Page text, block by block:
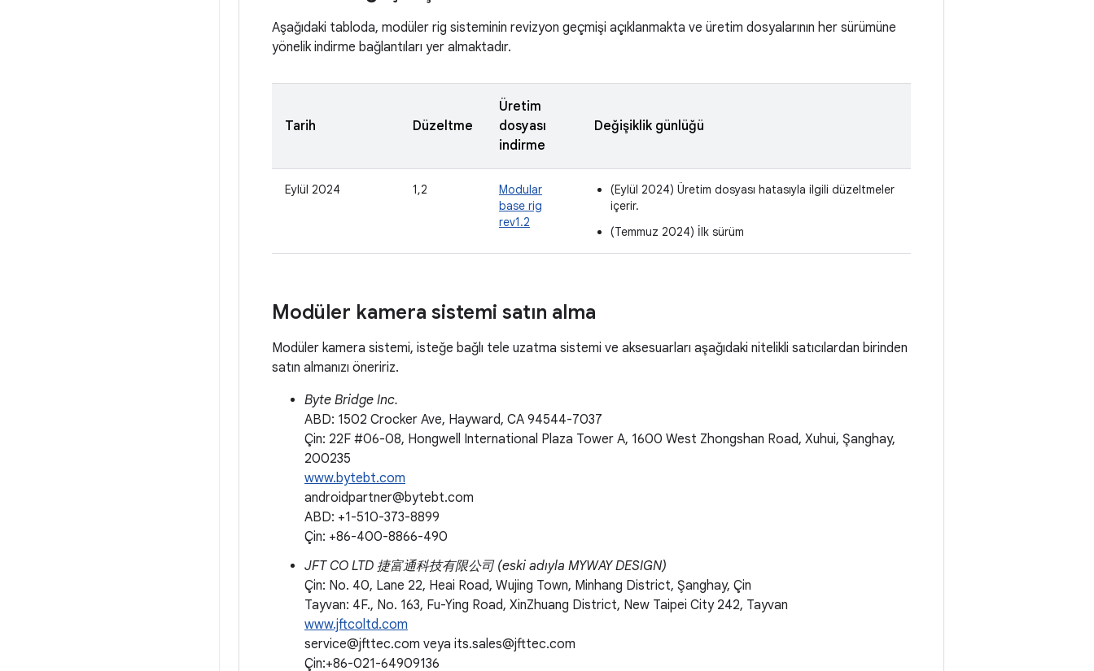
Aşağıdaki tabloda, modüler rig sisteminin revizyon geçmişi açıklanmakta ve üretim dosyalarının her sürümüne
yönelik indirme bağlantıları yer almaktadır.
Tarih Düzeltme
Üretim
dosyası
indirme
Değişiklik günlüğü
Eylül 2024 1,2
Modular
base rig
rev1.2
(Eylül 2024) Üretim dosyası hatasıyla ilgili düzeltmeler
içerir.
(Temmuz 2024) İlk sürüm
Modüler kamera sistemi satın alma
Modüler kamera sistemi, isteğe bağlı tele uzatma sistemi ve aksesuarları aşağıdaki nitelikli satıcılardan birinden
satın almanızı öneririz.
Byte Bridge Inc.
ABD: 1502 Crocker Ave, Hayward, CA 94544-7037
Çin: 22F #06-08, Hongwell International Plaza Tower A, 1600 West Zhongshan Road, Xuhui, Şanghay,
200235
www.bytebt.com
androidpartner@bytebt.com
ABD: +1-510-373-8899
Çin: +86-400-8866-490
JFT CO LTD 捷富通科技有限公司 (eski adıyla MYWAY DESIGN)
Çin: No. 40, Lane 22, Heai Road, Wujing Town, Minhang District, Şanghay, Çin
Tayvan: 4F., No. 163, Fu-Ying Road, XinZhuang District, New Taipei City 242, Tayvan
www.jftcoltd.com
service@jfttec.com veya its.sales@jfttec.com
Çin:+86-021-64909136